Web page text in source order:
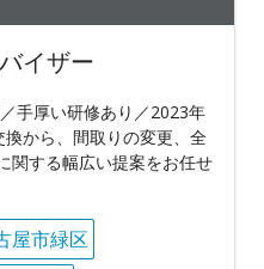
イザー
手厚い研修あり／2023年
から、間取りの変更、全
関する幅広い提案をお任せ
屋市緑区